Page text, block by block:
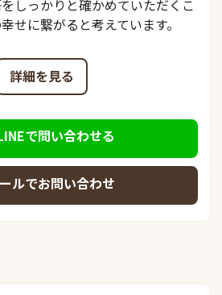
しっかりと確かめていただくこ
せに繋がると考えています。
詳細を見る
で問い合わせる
ルでお問い合わせ